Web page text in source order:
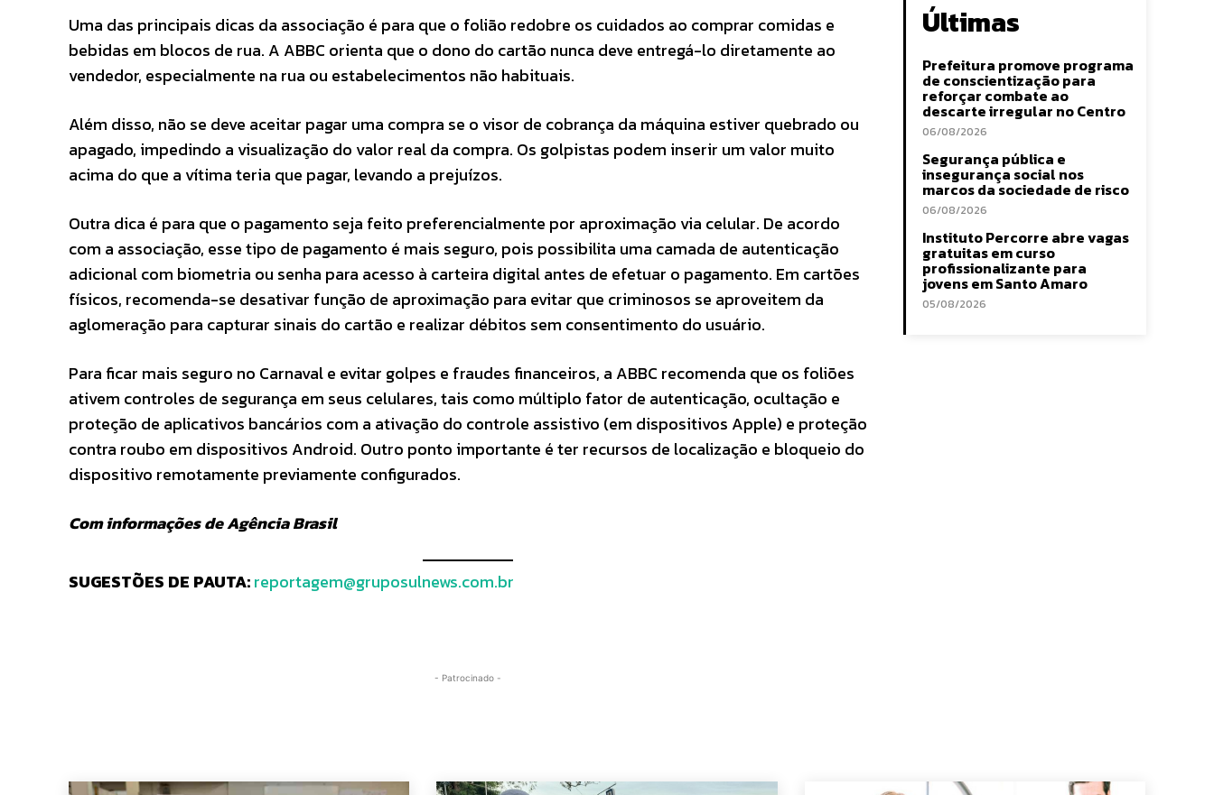
Uma das principais dicas da associação é para que o folião redobre os cuidados ao comprar comidas e
bebidas em blocos de rua. A ABBC orienta que o dono do cartão nunca deve entregá-lo diretamente ao
vendedor, especialmente na rua ou estabelecimentos não habituais.
Além disso, não se deve aceitar pagar uma compra se o visor de cobrança da máquina estiver quebrado ou
apagado, impedindo a visualização do valor real da compra. Os golpistas podem inserir um valor muito
acima do que a vítima teria que pagar, levando a prejuízos.
Outra dica é para que o pagamento seja feito preferencialmente por aproximação via celular. De acordo
com a associação, esse tipo de pagamento é mais seguro, pois possibilita uma camada de autenticação
adicional com biometria ou senha para acesso à carteira digital antes de efetuar o pagamento. Em cartões
físicos, recomenda-se desativar função de aproximação para evitar que criminosos se aproveitem da
aglomeração para capturar sinais do cartão e realizar débitos sem consentimento do usuário.
Para ficar mais seguro no Carnaval e evitar golpes e fraudes financeiros, a ABBC recomenda que os foliões
ativem controles de segurança em seus celulares, tais como múltiplo fator de autenticação, ocultação e
proteção de aplicativos bancários com a ativação do controle assistivo (em dispositivos Apple) e proteção
contra roubo em dispositivos Android. Outro ponto importante é ter recursos de localização e bloqueio do
dispositivo remotamente previamente configurados.
Com informações de Agência Brasil
SUGESTÕES DE PAUTA:reportagem@gruposulnews.com.br
- Patrocinado -
Últimas
Prefeitura promove programa
de conscientização para
reforçar combate ao
descarte irregular no Centro
06/08/2026
Segurança pública e
insegurança social nos
marcos da sociedade de risco
06/08/2026
Instituto Percorre abre vagas
gratuitas em curso
profissionalizante para
jovens em Santo Amaro
05/08/2026